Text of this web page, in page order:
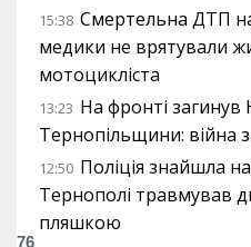
15:38 Смертельна ДТП
медики не врятували
мотоцикліста
13:23 На фронті
Тернопільщини: війна
12:50 Поліція знайшла
Тернополі травмував
пляшкою
76